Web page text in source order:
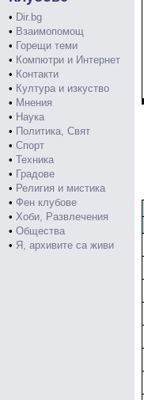
• Dir.bg
• Взаимопомощ
• Горещи теми
• Компютри и Интернет
• Контакти
• Култура и изкуство
• Мнения
• Наука
• Политика, Свят
• Спорт
• Техника
• Градове
• Религия и мистика
• Фен клубове
• Хоби, Развлечения
• Общества
• Я, архивите са живи